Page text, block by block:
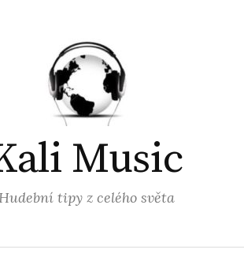
Music
Hudební tipy z celého světa